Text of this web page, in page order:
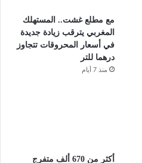
مع مطلع غشت.. المستهلك
المغربي يترقب زيادة جديدة
في أسعار المحروقات تتجاوز
درهما للتر
منذ 7 أيام
أكثر من 670 ألف متفرج